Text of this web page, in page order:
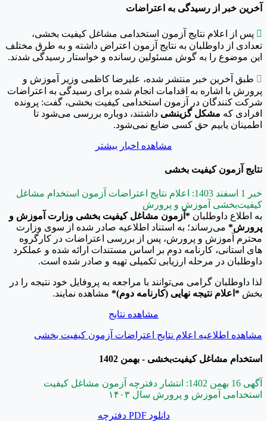
آخرین خبر از رسیدگی به اعتراضات
 پس از اعلام نتایج آزمون استخدامی مشاغل کیفیت بخشی،
تعدادی از داوطلبان به نتایج آزمون اعتراض داشته و به طرق مختلف
این موضوع را به گوش مسئولین رسانده و خواستار رسیدگی شدند.
 طبق آخرین خبر منتشر شده، علیرضا کاظمی وزیر آموزش و
پرورش با اشاره به اقدامات انجام شده برای رسیدگی به اعتراضات
شرکت کنندگان در آزمون استخدامی کیفیت بخشی، گفت: پرونده
افرادی که مشکل گزینشی داشتند، دوباره بررسی می‌شود تا
اطمینان یابیم حق کسی ضایع نمی‌شود.
مشاهده اخبار بیشتر
نتایج آزمون کیفیت بخشی
خبر 1 اسفند 1403: اعلام نتایج اعتراضات آزمون‌ استخدام مشاغل
کیفیت‌بخشی آموزش و پرورش
به اطلاع داوطلبان *آزمون مشاغل کیفیت بخشی وزارت آموزش و
پرورش* می‌رساند؛ به استناد اطلاعیه صادر شده از سوی وزارت
محترم آموزش و پرورش، پس از بررسی اعتراضات در کارگروه
های استانی، کارنامه دوم بر اساس مستندات ارائه شده و عملکرد
داوطلبان در مرحله ارزیابی تکمیلی تهیه و صادر شده است.
لذا داوطلبان گرامی می‌توانند با مراجعه به پروفایل خود نتیجه را در
بخش *اعلام نتیجه نهایی (کارنامه دوم)* مشاهده نمایند.
مشاهده نتایج
مشاهده اطلاعیه اعلام نتایج اعتراضات آزمون کیفیت بخشی
استخدام مشاغل کیفیت‌بخشی - بهمن 1402
آگهی 16 بهمن 1402: انتشار دفترچه آزمون مشاغل کیفیت
استخدامی آموزش و پرورش سال ۱۴۰۳
دانلود PDF دفترچه